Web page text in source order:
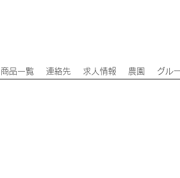
商品一覧 連絡先 求人情報 農園 グル